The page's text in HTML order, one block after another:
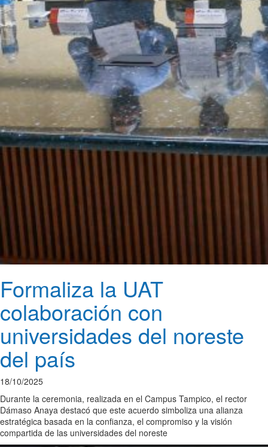
Formaliza la UAT
colaboración con
universidades del noreste
del país
18/10/2025
Durante la ceremonia, realizada en el Campus Tampico, el rector
Dámaso Anaya destacó que este acuerdo simboliza una alianza
estratégica basada en la confianza, el compromiso y la visión
compartida de las universidades del noreste